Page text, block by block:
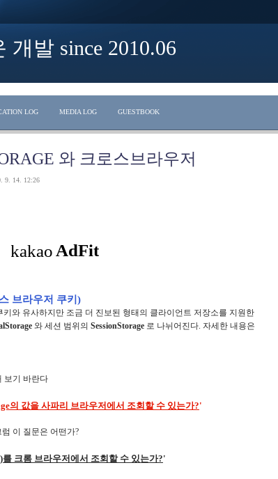
발 since 2010.06
LOG MEDIA LOG GUESTBOOK
와 크로스브라우저
9. 14. 12:26
브라우저 쿠키)
키와 유사하지만 조금 더 진보된 형태의 클라이언트 저장소를 지원한
와 세션 범위의 SessionStorage 로 나뉘어진다. 자세한 내용은
보기 바란다
의 값을 사파리 브라우저에서 조회할 수 있는가?'
이 질문은 어떤가?
크롬 브라우저에서 조회할 수 있는가?'